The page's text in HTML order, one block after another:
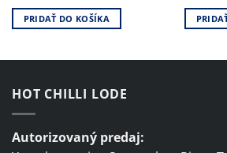
PRIDAŤ DO KOŠÍKA
HOT CHILLI LODE
Autorizovaný predaj: